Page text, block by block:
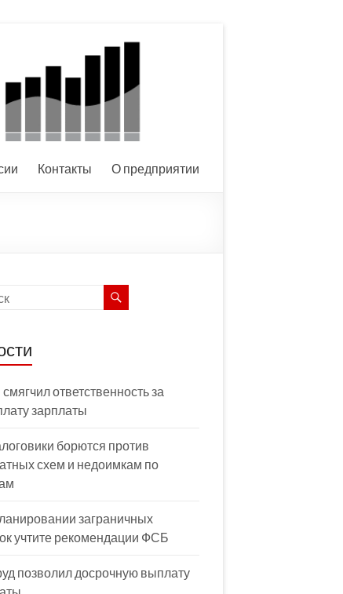
Контакты О предприятии
ответственность за
зарплаты
борются против
схем и недоимкам по
заграничных
учтите рекомендации ФСБ
позволил досрочную выплату